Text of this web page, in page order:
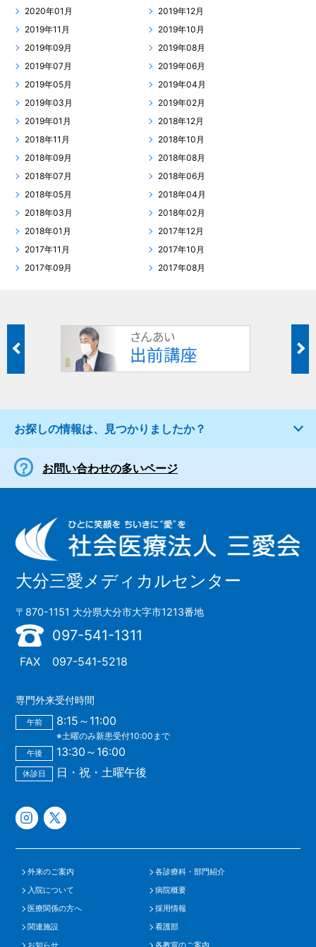
2020年01月
2019年12月
2019年11月
2019年10月
2019年09月
2019年08月
2019年07月
2019年06月
2019年05月
2019年04月
2019年03月
2019年02月
2019年01月
2018年12月
2018年11月
2018年10月
2018年09月
2018年08月
2018年07月
2018年06月
2018年05月
2018年04月
2018年03月
2018年02月
2018年01月
2017年12月
2017年11月
2017年10月
2017年09月
2017年08月
お探しの情報は、見つかりましたか？
お問い合わせの多いページ
大分三愛メディカルセンター
〒870-1151 大分県大分市大字市1213番地
097-541-1311
FAX 097-541-5218
専門外来受付時間
午前 8:15～11:00
※土曜のみ新患受付10:00まで
午後 13:30～16:00
休診日 日・祝・土曜午後
外来のご案内
各診療科・部門紹介
入院について
病院概要
医療関係の方へ
採用情報
関連施設
看護部